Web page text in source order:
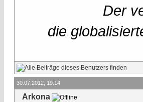
Der
die
30.07.2012, 19:14
Arkona